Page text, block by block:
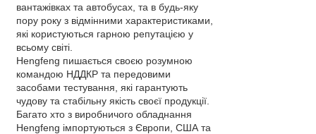
вантажівках та автобусах, та в будь-яку
пору року з відмінними характеристиками,
які користуються гарною репутацією у
всьому світі.
Hengfeng пишається своєю розумною
командою НДДКР та передовими
засобами тестування, які гарантують
чудову та стабільну якість своєї продукції.
Багато хто з виробничого обладнання
Hengfeng імпортуються з Європи, США та